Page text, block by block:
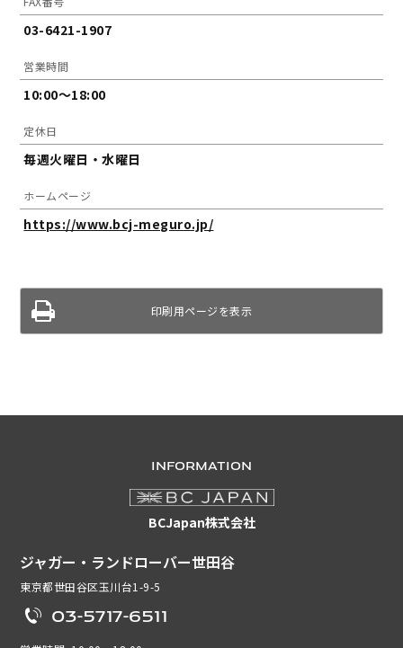
03-6421-1907
営業時間
10:00～18:00
定休日
毎週火曜日・水曜日
ホームページ
https://www.bcj-meguro.jp/
印刷用ページを表示
INFORMATION
BCJapan株式会社
ジャガー・ランドローバー世田谷
東京都世田谷区玉川台1-9-5
03-5717-6511